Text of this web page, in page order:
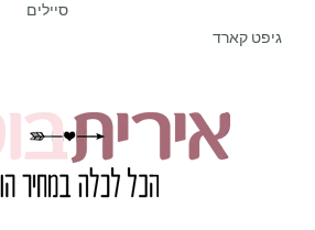
גיפט קארד
סיילים